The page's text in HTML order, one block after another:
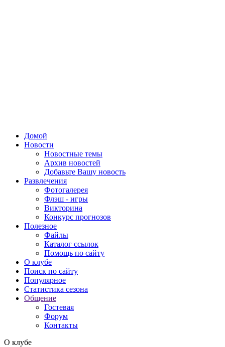
Домой
Новости
Новостные темы
Архив новостей
Добавьте Вашу новость
Развлечения
Фотогалерея
Флэш - игры
Викторина
Конкурс прогнозов
Полезное
Файлы
Каталог ссылок
Помощь по сайту
О клубе
Поиск по сайту
Популярное
Статистика сезона
Общение
Гостевая
Форум
Контакты
О клубе